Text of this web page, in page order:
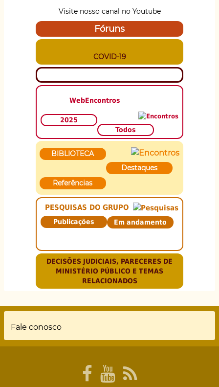
Visite nosso canal no Youtube
Fóruns
COVID-19
WebEncontros
2025
Todos
BIBLIOTECA
Destaques
Referências
PESQUISAS DO GRUPO
Publicações Em andamento
DECISÕES JUDICIAIS, PARECERES DE
MINISTÉRIO PÚBLICO E TEMAS
RELACIONADOS
Rodapé
Fale conosco